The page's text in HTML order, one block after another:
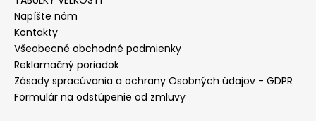
e
t
e
n
á
j
Napíšte nám
Kontakty
Všeobecné obchodné podmienky
Reklamačný poriadok
Zásady spracúvania a ochrany Osobných údajov - GDPR
Formulár na odstúpenie od zmluvy